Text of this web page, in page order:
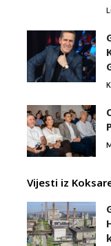
Vijesti iz